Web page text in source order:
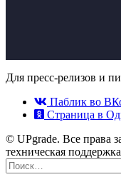
Для пресс-релизов и
Паблик во
Страница в
© UPgrade. Все права
техническая
Найти: